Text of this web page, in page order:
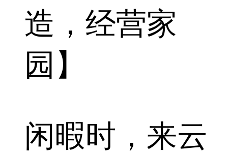
造，经营家
园】
闲暇时，来云